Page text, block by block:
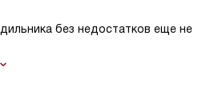
без недостатков еще не